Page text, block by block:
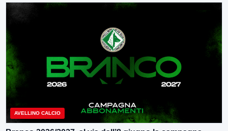
AVELLINO CALCIO